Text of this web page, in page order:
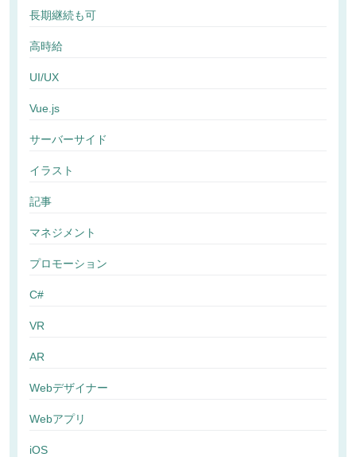
長期継続も可
高時給
UI/UX
Vue.js
サーバーサイド
イラスト
記事
マネジメント
プロモーション
C#
VR
AR
Webデザイナー
Webアプリ
iOS